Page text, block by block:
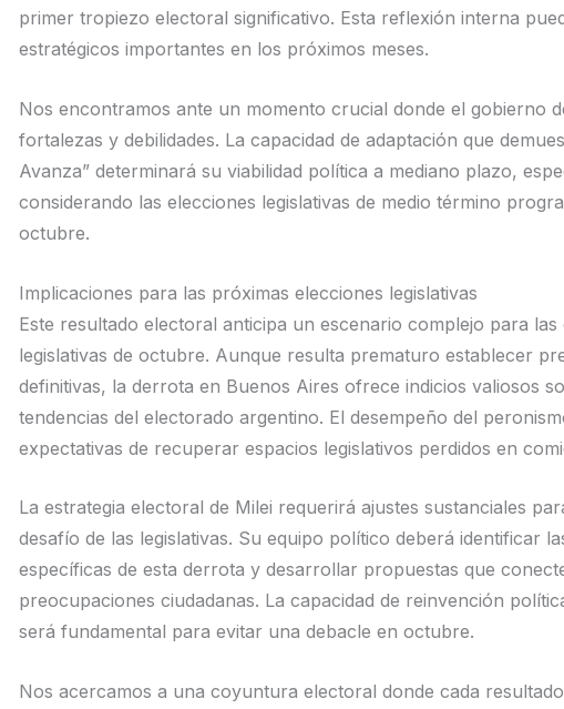
primer tropiezo electoral significativo. Esta reflexión interna
estratégicos importantes en los próximos meses.
Nos encontramos ante un momento crucial donde el gobierno
fortalezas y debilidades. La capacidad de adaptación que
Avanza” determinará su viabilidad política a mediano plazo,
considerando las elecciones legislativas de medio término
octubre.
Implicaciones para las próximas elecciones legislativas
Este resultado electoral anticipa un escenario complejo para las
legislativas de octubre. Aunque resulta prematuro establecer
definitivas, la derrota en Buenos Aires ofrece indicios valiosos
tendencias del electorado argentino. El desempeño del
expectativas de recuperar espacios legislativos perdidos en
La estrategia electoral de Milei requerirá ajustes sustanciales
desafío de las legislativas. Su equipo político deberá identificar
específicas de esta derrota y desarrollar propuestas que
preocupaciones ciudadanas. La capacidad de reinvención
será fundamental para evitar una debacle en octubre.
Nos acercamos a una coyuntura electoral donde cada